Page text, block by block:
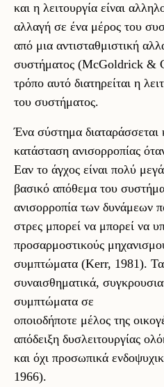
και η λειτουργία είναι
αλλαγή σε ένα μέρος του
από μια αντισταθμιστική
συστήματος (McGoldrick &
τρόπο αυτό διατηρείται η
του συστήματος.
Ένα σύστημα διαταράσσεται
κατάσταση ανισορροπίας
Εαν το άγχος είναι πολύ
βασικό απόθεμα του
ανισορροπία των δυνάμεων
στρες μπορεί να μπορεί να
προσαρμοστικούς
συμπτώματα (Kerr, 1981).
συναισθηματικά,
συμπτώματα σε
οποιοδήποτε μέλος της
απόδειξη δυσλειτουργίας
και όχι προσωπικά
1966).